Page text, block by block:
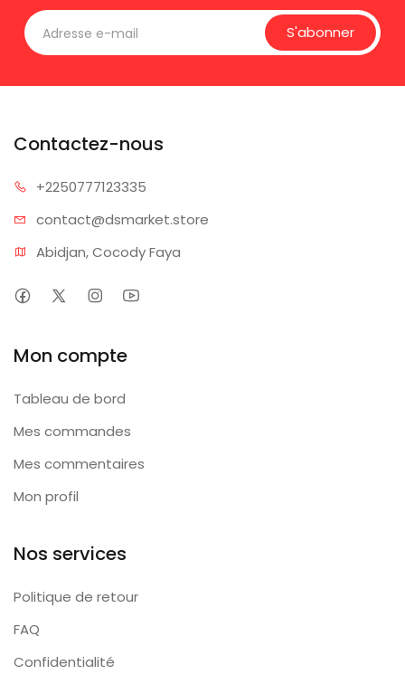
S'abonner
Contactez-nous
+2250777123335
contact@dsmarket.store
Abidjan, Cocody Faya
Mon compte
Tableau de bord
Mes commandes
Mes commentaires
Mon profil
Nos services
Politique de retour
FAQ
Confidentialité